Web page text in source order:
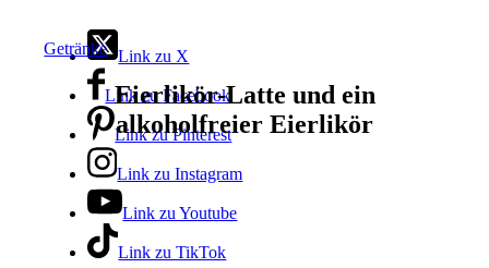
Link zu X
Link zu Facebook
Link zu Pinterest
Link zu Instagram
Link zu Youtube
Link zu TikTok
Getränke
Eierlikör-Latte und ein
alkoholfreier Eierlikör